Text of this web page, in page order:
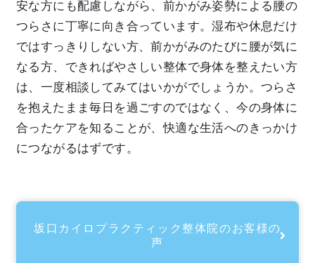
安な方にも配慮しながら、前かがみ姿勢による腰の
つらさに丁寧に向き合っています。湿布や休息だけ
ではすっきりしない方、前かがみのたびに腰が気に
なる方、できればやさしい整体で身体を整えたい方
は、一度相談してみてはいかがでしょうか。つらさ
を抱えたまま毎日を過ごすのではなく、今の身体に
合ったケアを知ることが、快適な生活へのきっかけ
につながるはずです。
坂口カイロプラクティック整体院のお客様の
声